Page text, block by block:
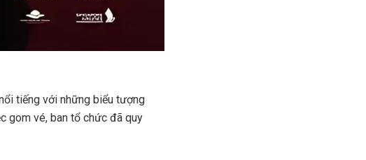
tiếng với những biểu tượng
gom vé, ban tổ chức đã quy